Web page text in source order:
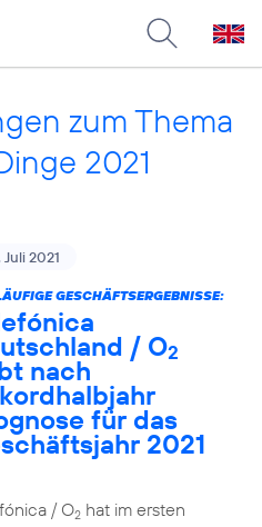
zum Thema
2021
Juli 2021
GESCHÄFTSERGEBNISSE:
/ O2
nach
für das
2021
/ O2hat im ersten